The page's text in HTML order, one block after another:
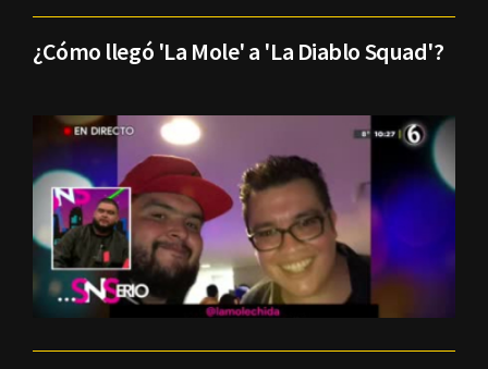
¿Cómo llegó 'La Mole' a 'La Diablo Squad'?